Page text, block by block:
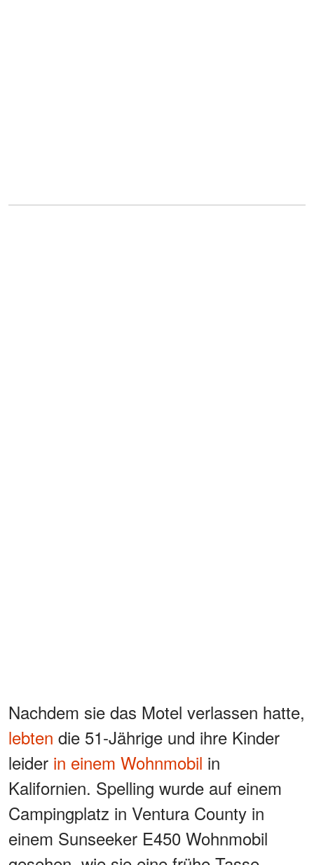
Nachdem sie das Motel verlassen hatte,
lebten die 51-Jährige und ihre Kinder
leider in einem Wohnmobil in
Kalifornien. Spelling wurde auf einem
Campingplatz in Ventura County in
einem Sunseeker E450 Wohnmobil